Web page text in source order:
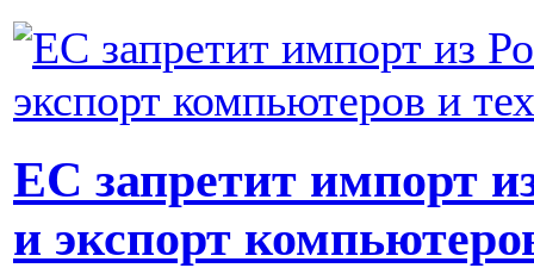
ЕС запретит импорт
и экспорт